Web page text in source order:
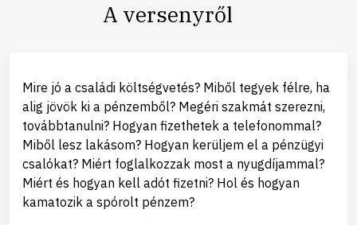
A versenyről
Mire jó a családi költségvetés? Miből tegyek félre, ha
alig jövök ki a pénzemből? Megéri szakmát szerezni,
továbbtanulni? Hogyan fizethetek a telefonommal?
Miből lesz lakásom? Hogyan kerüljem el a pénzügyi
csalókat? Miért foglalkozzak most a nyugdíjammal?
Miért és hogyan kell adót fizetni? Hol és hogyan
kamatozik a spórolt pénzem?